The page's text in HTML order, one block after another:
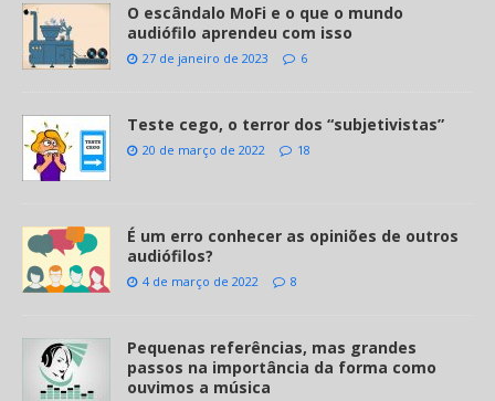
O escândalo MoFi e o que o mundo
audiófilo aprendeu com isso
27 de janeiro de 2023 6
Teste cego, o terror dos “subjetivistas”
20 de março de 2022 18
É um erro conhecer as opiniões de outros
audiófilos?
4 de março de 2022 8
Pequenas referências, mas grandes
passos na importância da forma como
ouvimos a música